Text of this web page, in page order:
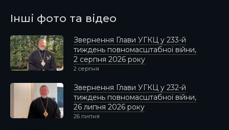
Інші фото та відео
Звернення Глави УГКЦ у 233-й
тиждень повномасштабної війни,
2 серпня 2026 року
2 серпня
Звернення Глави УГКЦ у 232-й
тиждень повномасштабної війни,
26 липня 2026 року
26 липня